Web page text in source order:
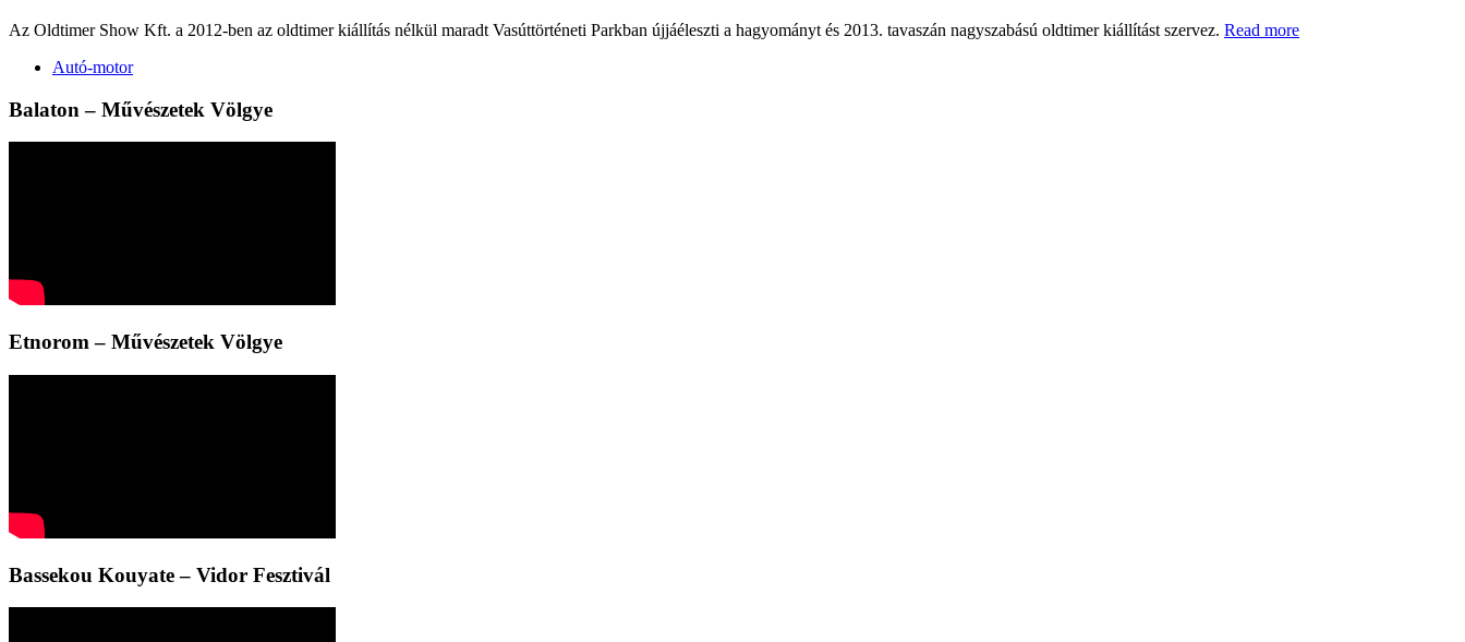
Az Oldtimer Show Kft. a 2012-ben az oldtimer kiállítás nélkül maradt Vasúttörténeti Parkban újjáéleszti a hagyományt és 2013. tavaszán nagyszabású oldtimer kiállítást szervez. Read more
Autó-motor
Balaton – Művészetek Völgye
Etnorom – Művészetek Völgye
Bassekou Kouyate – Vidor Fesztivál